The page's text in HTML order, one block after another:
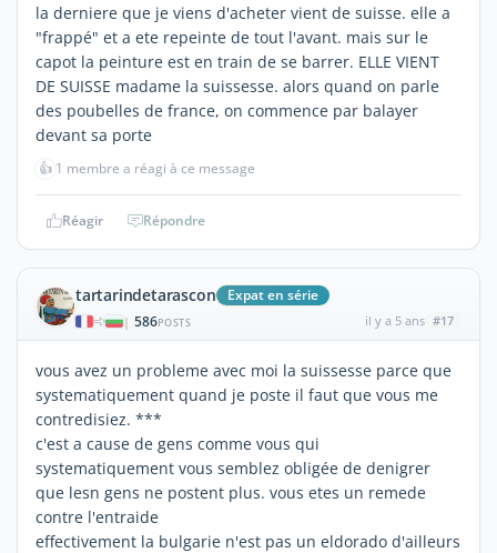
la derniere que je viens d'acheter vient de suisse. elle a
"frappé" et a ete repeinte de tout l'avant. mais sur le
capot la peinture est en train de se barrer. ELLE VIENT
DE SUISSE madame la suissesse. alors quand on parle
des poubelles de france, on commence par balayer
devant sa porte
👍 1 membre a réagi à ce message
Réagir Répondre
tartarindetarascon Expat en série
| 586POSTS il y a 5 ans #17
vous avez un probleme avec moi la suissesse parce que
systematiquement quand je poste il faut que vous me
contredisiez. ***
c'est a cause de gens comme vous qui
systematiquement vous semblez obligée de denigrer
que lesn gens ne postent plus. vous etes un remede
contre l'entraide
effectivement la bulgarie n'est pas un eldorado d'ailleurs